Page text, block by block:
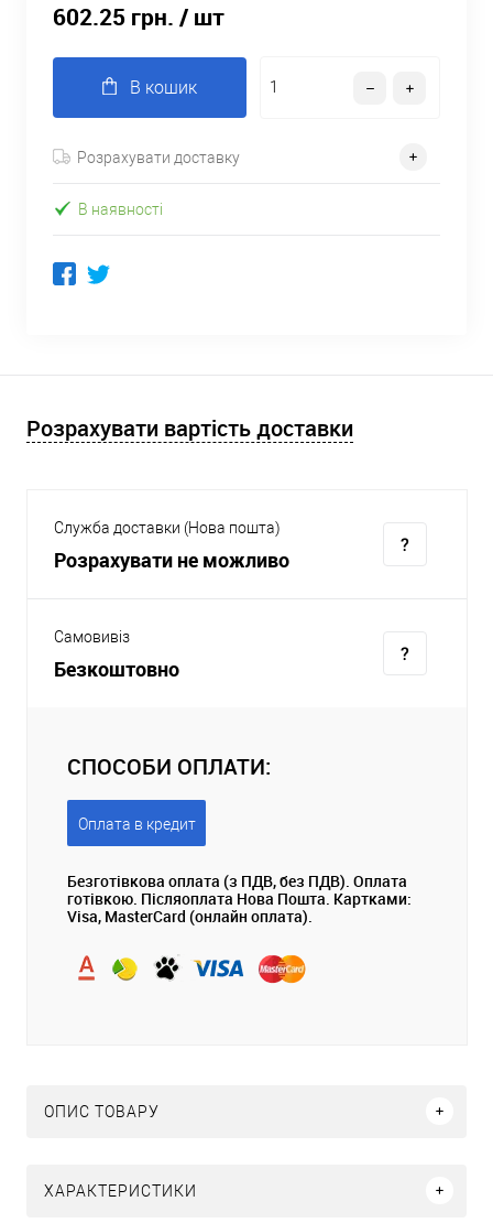
602.25 грн. / шт
В кошик
Розрахувати доставку
В наявності
Розрахувати вартість доставки
Служба доставки (Нова пошта)
Розрахувати не можливо
Самовивіз
Безкоштовно
СПОСОБИ ОПЛАТИ:
Оплата в кредит
Безготівкова оплата (з ПДВ, без ПДВ). Оплата
готівкою. Післяоплата Нова Пошта. Картками:
Visa, MasterCard (онлайн оплата).
ОПИС ТОВАРУ
ХАРАКТЕРИСТИКИ